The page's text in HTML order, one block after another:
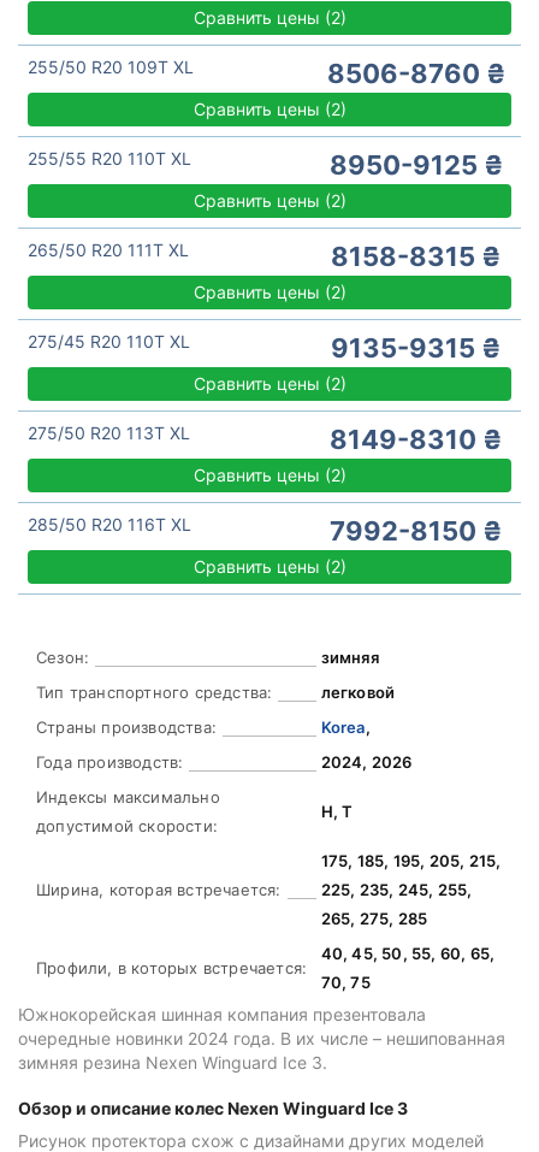
Сравнить цены (2)
255/50 R20 109T XL 8506-8760 ₴
Сравнить цены (2)
255/55 R20 110T XL 8950-9125 ₴
Сравнить цены (2)
265/50 R20 111T XL 8158-8315 ₴
Сравнить цены (2)
275/45 R20 110T XL 9135-9315 ₴
Сравнить цены (2)
275/50 R20 113T XL 8149-8310 ₴
Сравнить цены (2)
285/50 R20 116T XL 7992-8150 ₴
Сравнить цены (2)
Сезон:
зимняя
Тип транспортного средства:
легковой
Страны производства:
Korea,
Года производств:
2024, 2026
Индексы максимально
допустимой скорости:
H, T
Ширина, которая встречается:
175, 185, 195, 205, 215,
225, 235, 245, 255,
265, 275, 285
Профили, в которых встречается:
40, 45, 50, 55, 60, 65,
70, 75
Южнокорейская шинная компания презентовала
очередные новинки 2024 года. В их числе – нешипованная
зимняя резина Nexen Winguard Ice 3.
Обзор и описание колес Nexen Winguard Ice 3
Рисунок протектора схож с дизайнами других моделей